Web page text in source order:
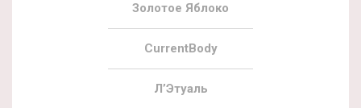
Золотое Яблоко
CurrentBody
Л’Этуаль